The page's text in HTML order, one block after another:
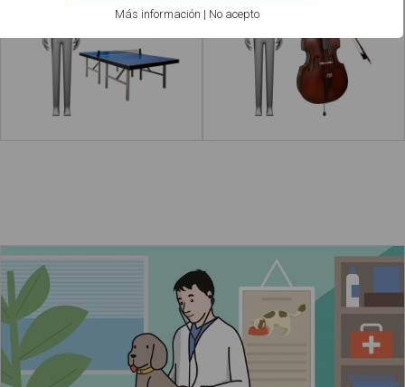
acerca de "Contrabajista"
Leer más Leer más
El perro está en el veterinario
Más información | No acepto